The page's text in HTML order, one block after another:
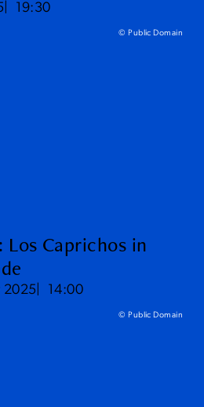
19:30
© Public Domain
Los Caprichos in
2025 14:00
© Public Domain